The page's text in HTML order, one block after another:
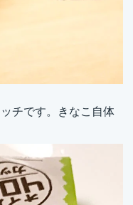
チです。きなこ自体